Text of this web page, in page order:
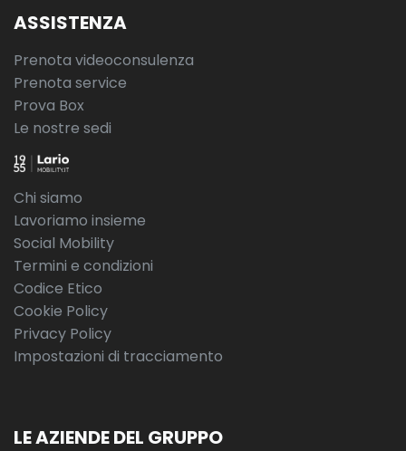
ASSISTENZA
Prenota videoconsulenza
Prenota service
Prova Box
Le nostre sedi
Chi siamo
Lavoriamo insieme
Social Mobility
Termini e condizioni
Codice Etico
Cookie Policy
Privacy Policy
Impostazioni di tracciamento
LE AZIENDE DEL GRUPPO